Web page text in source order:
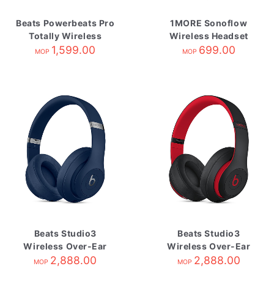
Beats Powerbeats Pro
Totally Wireless
Earphones Ivory
MOP 1,599.00
1MORE Sonoflow
Wireless Headset
Black 需退回供應商
MOP 699.00
Beats Studio3
Wireless Over-Ear
Headphones Blue
MOP 2,888.00
Beats Studio3
Wireless Over-Ear
Headphone Defiant
MOP 2,888.00